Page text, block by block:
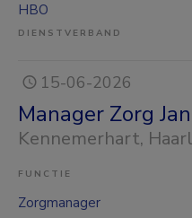
HBO
DIENSTVERBAND
15-06-2026
Manager Zorg
Kennemerhart,
FUNCTIE
Zorgmanager